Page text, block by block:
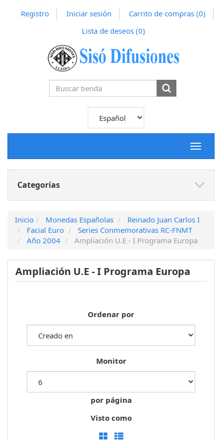
Registro Iniciar sesión Carrito de compras (0)
Lista de deseos (0)
Toggle
Categorías
Inicio Monedas Españolas
Reinado Juan Carlos I
Facial Euro
Series Conmemorativas RC-FNMT
Año 2004
Ampliación U.E - I Programa Europa
Ampliación U.E - I Programa Europa
Ordenar por
Monitor
por página
Visto como